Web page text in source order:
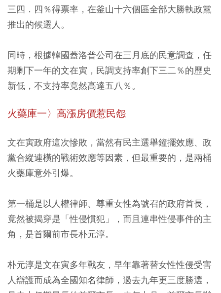
三四．四％得票率，在釜山十六個區全部大勝執政黨
推出的候選人。
同時，根據韓國蓋洛普公司在三月底的民意調查，任
期剩下一年的文在寅，民調支持率創下三二％的歷史
新低，不支持率竟然高達五八％。
火藥庫一〉高漲房價惹民怨
文在寅政府這次慘敗，當然有民主選舉鐘擺效應、政
黨合縱連橫的戰術效應等因素，但最重要的，是兩桶
火藥庫意外引爆。
第一桶是以人權律師、尊重女性為號召的政府首長，
竟然被揭穿是「性侵慣犯」，而且連串性侵事件的主
角，是首爾前市長朴元淳。
朴元淳是文在寅多年戰友，早年靠著替女性性侵受害
人辯護而成為全國知名律師，過去九年更三度勝選，